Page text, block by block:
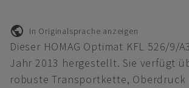
In Originalsprache anzeigen
Dieser HOMAG Optimat KFL 526/9/
Jahr 2013 hergestellt. Sie verfügt
robuste Transportkette, Oberdruck